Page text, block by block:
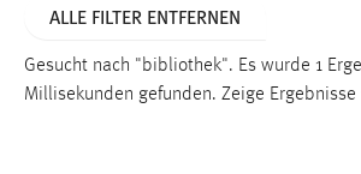
ALLE FILTER ENTFERNEN
Gesucht nach "bibliothek". Es wurde 1
Millisekunden gefunden. Zeige Ergebnisse
cookie_consent
Zweck: